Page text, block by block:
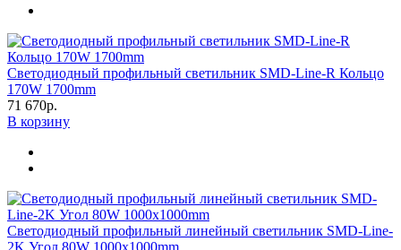
Светодиодный профильный светильник SMD-Line-R Кольцо
170W 1700mm
71 670р.
В корзину
Светодиодный профильный линейный светильник SMD-Line-